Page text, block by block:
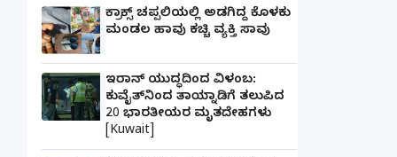
ಕ್ರಾಕ್ಸ್ ಚಪ್ಪಲಿಯಲ್ಲಿ ಅಡಗಿದ್ದ ಕೊಳಕು
ಮಂಡಲ ಹಾವು ಕಚ್ಚಿ ವ್ಯಕ್ತಿ ಸಾವು
ಇರಾನ್ ಯುದ್ಧದಿಂದ ವಿಳಂಬ:
ಕುವೈತ್‌ನಿಂದ ತಾಯ್ನಾಡಿಗೆ ತಲುಪಿದ
20 ಭಾರತೀಯರ ಮೃತದೇಹಗಳು
[Kuwait]